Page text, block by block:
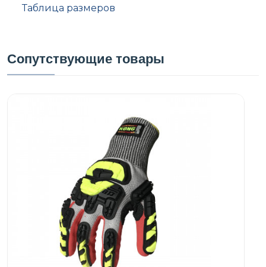
Таблица размеров
Сопутствующие товары